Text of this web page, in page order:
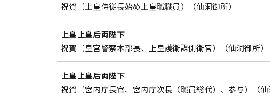
祝賀（上皇侍従長始め上皇職職員）（仙洞御所）
上皇上皇后両陛下
祝賀（皇宮警察本部長、上皇護衛課側衛官）（仙洞御所）
上皇上皇后両陛下
祝賀（宮内庁長官、宮内庁次長（職員総代）、参与）（仙